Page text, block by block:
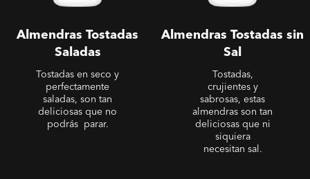
Almendras Tostadas
Saladas
Tostadas en seco y
perfectamente
saladas, son tan
deliciosas que no
podrás parar.
Almendras Tostadas sin
Sal
Tostadas,
crujientes y
sabrosas, estas
almendras son tan
deliciosas que ni
siquiera
necesitan sal.